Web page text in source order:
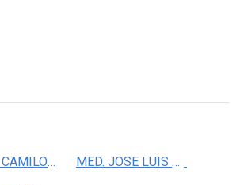
DR. LUIS CAMILO RIOS CASTAÃ‘EDA MED. JOSE LUIS SOTO HERNANDEZ